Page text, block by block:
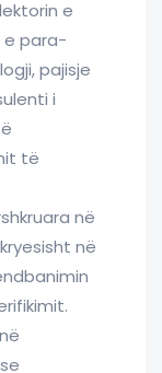
e
e para-
pajisje
i
të
në
në